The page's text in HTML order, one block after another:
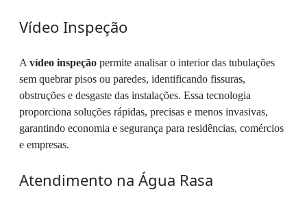
Vídeo Inspeção
A vídeo inspeção permite analisar o interior das tubulações
sem quebrar pisos ou paredes, identificando fissuras,
obstruções e desgaste das instalações. Essa tecnologia
proporciona soluções rápidas, precisas e menos invasivas,
garantindo economia e segurança para residências, comércios
e empresas.
Atendimento na Água Rasa